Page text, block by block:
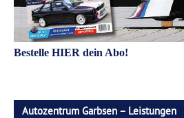
Bestelle HIER dein Abo!
Autozentrum Garbsen – Leistungen